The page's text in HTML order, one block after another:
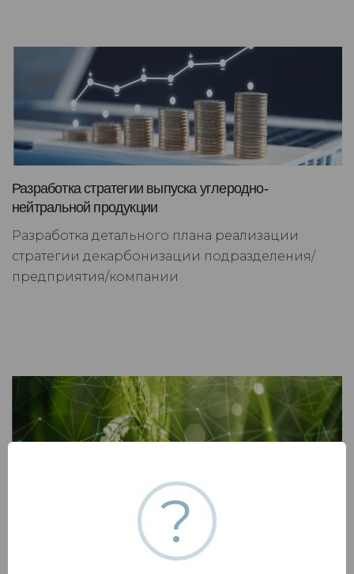
Разработка стратегии выпуска углеродно-
нейтральной продукции
Разработка детального плана реализации
стратегии декарбонизации подразделения/
предприятия/компании
Разработка стратегии декарбонизации
подразделения/предприятия/компании
Разработка детального плана реализации
?